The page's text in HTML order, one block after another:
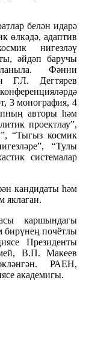
белән идарә
өлкәдә, адаптив
нигезләү
әйдәп баручы
Фәнни
Г.Л. Дегтярев
3 монография, 4
авторы һәм
проектлау”,
“Тыгыз космик
“Тулы
системалар
кандидаты һәм
яклаган.
каршындагы
бирүнең почётлы
Президенты
В.П. Макеев
РАЕН,
академигы.